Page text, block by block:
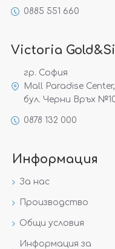
0885 551 660
Victoria
гр. София
Mall Paradise Center,
бул. Черни Връх
0878 132 000
Информация
За нас
Производство
Общи условия
Информация за